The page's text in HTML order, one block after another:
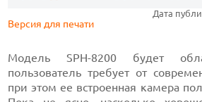
Дата
Версия для печати
Модель SPH-8200 будет
пользователь требует от
при этом ее встроенная камера